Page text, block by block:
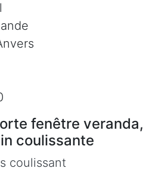
fenêtre veranda,
coulissante
coulissant